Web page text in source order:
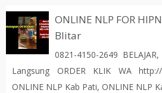
ONLINE NLP FOR
Blitar
0821-4150-2649
Langsung ORDER KLIK WA http://
ONLINE NLP Kab Pati, ONLINE NLP